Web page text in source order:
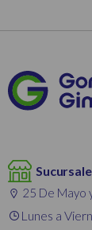
25 De Mayo
Lunes a